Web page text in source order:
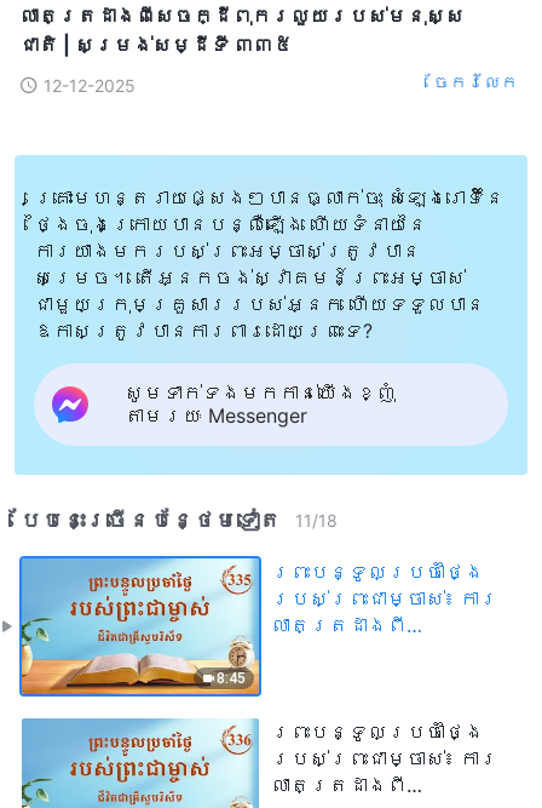
លាតត្រដាងពីសេចក្ដីពុករលួយរបស់មនុស្ស
ជាតិ | សម្រង់​សម្ដីទី ៣៣៥
12-12-2025 ចែក​រំលែក
គ្រោះមហន្តរាយផ្សេងៗបានធ្លាក់ចុះ សំឡេងរោទិ៍នៃ
ថ្ងៃចុងក្រោយបានបន្លឺឡើង ហើយទំនាយនៃ
ការយាងមករបស់ព្រះអម្ចាស់ត្រូវបាន
សម្រេច។ តើអ្នកចង់ស្វាគមន៍ព្រះអម្ចាស់
ជាមួយក្រុមគ្រួសាររបស់អ្នក ហើយទទួលបាន
ឱកាសត្រូវបានការពារដោយព្រះទេ?
សូមទាក់ទងមកកាន់យើងខ្ញុំ
តាមរយៈ Messenger
បែបនេះ​ច្រើនបន្ថែម​ទៀត​ 11/18
8:45
ព្រះបន្ទូលប្រចាំថ្ងៃ
របស់ព្រះជាម្ចាស់៖ ការ
លាតត្រដាងពី
ព្រះបន្ទូលប្រចាំថ្ងៃ
របស់ព្រះជាម្ចាស់៖ ការ
លាតត្រដាងពី